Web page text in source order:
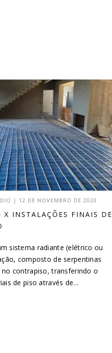
| 12 DE NOVEMBRO DE 2020
X INSTALAÇÕES FINAIS DE
sistema radiante (elétrico ou
composto de serpentinas
contrapiso, transferindo o
de piso através de...